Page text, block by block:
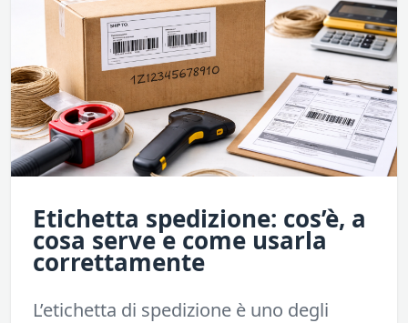
Etichetta spedizione: cos’è, a
cosa serve e come usarla
correttamente
L’etichetta di spedizione è uno degli